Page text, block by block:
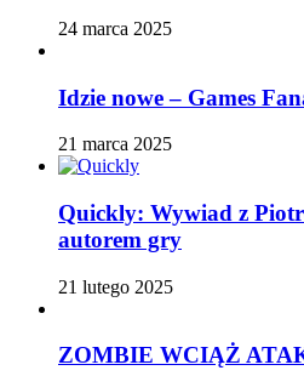
24 marca 2025
Idzie nowe – Games
21 marca 2025
Quickly: Wywiad z
autorem gry
21 lutego 2025
ZOMBIE WCIĄŻ